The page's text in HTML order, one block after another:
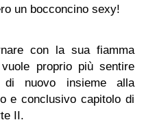
un bocconcino sexy!
con la sua fiamma
proprio più sentire
nuovo insieme alla
e conclusivo capitolo di
II.